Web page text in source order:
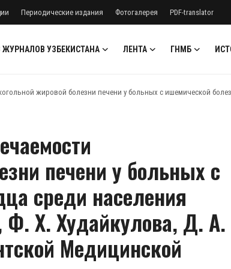
Периодические издания Фотогалерея PDF-translator
ЖУРНАЛОВ УЗБЕКИСТАНА ЛЕНТА ГНМБ
жировой болезни печени у больных с ишемической
печени у больных с
среди населения
Х. Худайкулова, Д. А.
Медицинской